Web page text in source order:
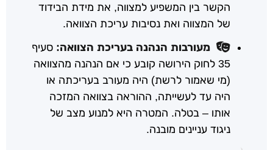
הקשר בין המשפיע למצווה, את מידת הבידוד
של המצווה ואת נסיבות עריכת הצוואה.
מעורבות הנהנה בעריכת הצוואה: סעיף
35 לחוק הירושה קובע כי אם הנהנה מהצוואה
(מי שאמור לרשת) היה מעורב בעריכתה או
היה עד לעשייתה, ההוראה בצוואה המזכה
אותו – בטלה. המטרה היא למנוע מצב של
ניגוד עניינים מובנה.